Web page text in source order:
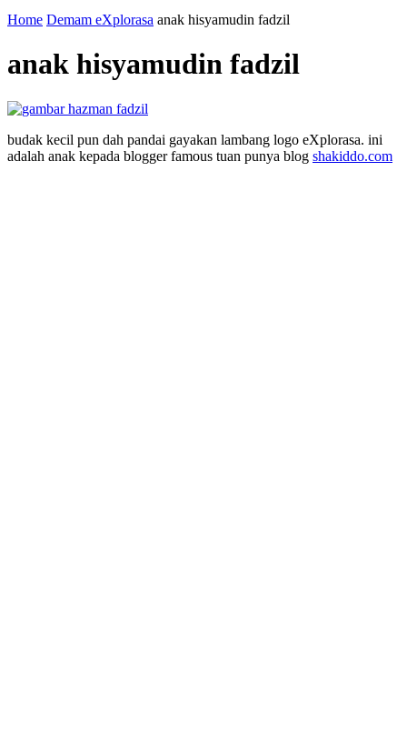
Home Demam eXplorasa anak hisyamudin fadzil
anak hisyamudin fadzil
budak kecil pun dah pandai gayakan lambang logo eXplorasa. ini
adalah anak kepada blogger famous tuan punya blog shakiddo.com